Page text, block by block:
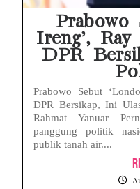
Prabowo
Ireng’,
DPR
Prabowo Sebut
DPR Bersikap, Ini
Rahmat Yanuar
panggung politik
publik tanah air....